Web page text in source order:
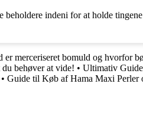
indeni for at holde
er merceriseret bomuld og hvorfor
behøver at vide! • Ultimativ
Guide til Køb af Hama Maxi Perler